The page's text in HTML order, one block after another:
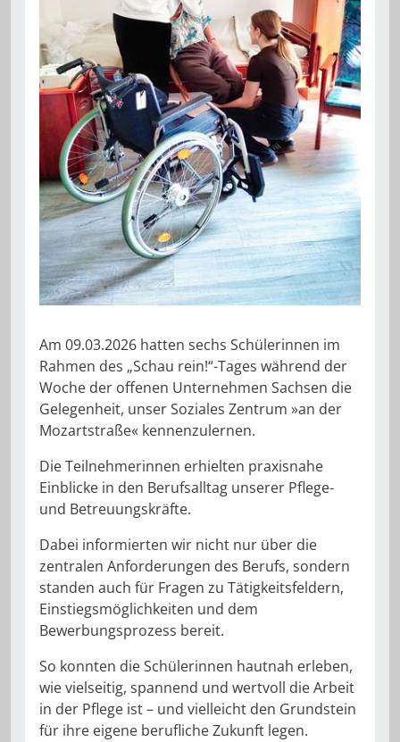
Am 09.03.2026 hatten sechs Schülerinnen im
Rahmen des „Schau rein!“-Tages während der
Woche der offenen Unternehmen Sachsen die
Gelegenheit, unser Soziales Zentrum »an der
Mozartstraße« kennenzulernen.
Die Teilnehmerinnen erhielten praxisnahe
Einblicke in den Berufsalltag unserer Pflege-
und Betreuungskräfte.
Dabei informierten wir nicht nur über die
zentralen Anforderungen des Berufs, sondern
standen auch für Fragen zu Tätigkeitsfeldern,
Einstiegsmöglichkeiten und dem
Bewerbungsprozess bereit.
So konnten die Schülerinnen hautnah erleben,
wie vielseitig, spannend und wertvoll die Arbeit
in der Pflege ist – und vielleicht den Grundstein
für ihre eigene berufliche Zukunft legen.